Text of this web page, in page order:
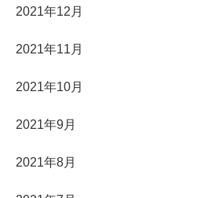
2021年12月
2021年11月
2021年10月
2021年9月
2021年8月